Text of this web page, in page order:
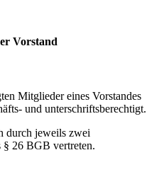
Vorstand
Mitglieder eines Vorstandes
und unterschriftsberechtigt.
durch jeweils zwei
§ 26 BGB vertreten.